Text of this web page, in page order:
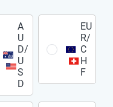
A
U
D/
U
S
D
EU
R/
C
H
F